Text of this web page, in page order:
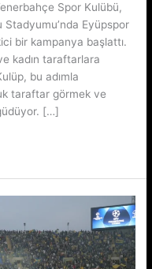
Spor Kulübü,
Stadyumu’nda Eyüpspor
bir kampanya başlattı.
kadın taraftarlara
bu adımla
taraftar görmek ve
[…]